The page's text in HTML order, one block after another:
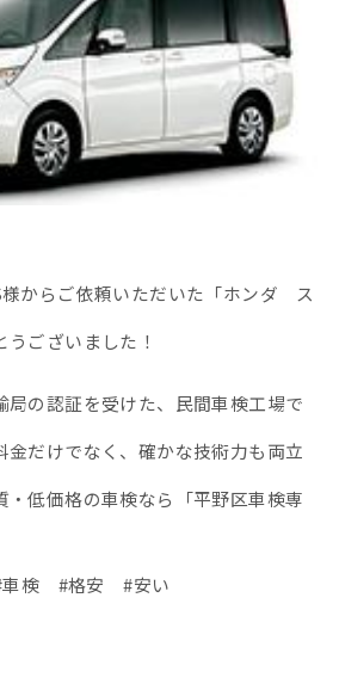
からご依頼いただいた「ホンダ ス
ございました！
局の認証を受けた、民間車検工場で
金だけでなく、確かな技術力も両立
・低価格の車検なら「平野区車検専
検 #格安 #安い